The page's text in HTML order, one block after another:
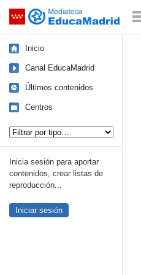
Saltar navegación
Inicio
Canal EducaMadrid
Últimos contenidos
Centros
Inicia sesión para aportar
contenidos, crear listas de
reproducción...
Iniciar sesión